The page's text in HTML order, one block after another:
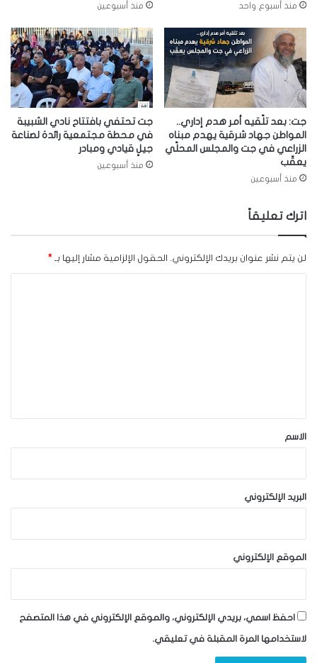
منذ أسبوع واحد منذ أسبوعين
جت: بعد تلّقيه أمر هدم إداري..
المواطن جهاد شرقية يهدم مبناه
الزراعي في جت والمجلس المحلّي
يعقّب
منذ أسبوعين
جت تحتفي بافتتاح نادي الشبيبة
في محطة مجتمعية رائدة لصناعة
جيلٍ قيادي ومبادر
منذ أسبوعين
اترك تعليقاً
لن يتم نشر عنوان بريدك الإلكتروني. الحقول الإلزامية مشار إليها بـ *
*الاسم
البريد الإلكتروني
الموقع الإلكتروني
احفظ اسمي، بريدي الإلكتروني، والموقع الإلكتروني في هذا المتصفح
لاستخدامها المرة المقبلة في تعليقي.